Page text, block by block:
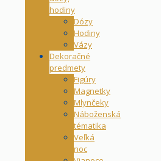
hodiny
Dózy
Hodiny
Vázy
Dekoračné
predmety
Figúry
Magnetky
Mlynčeky
Náboženská
tématika
Veľká
noc